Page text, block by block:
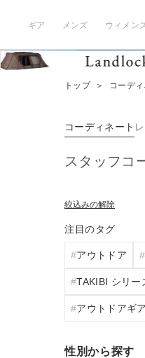
ギア メンズ ウィメン
トップ ＞ コーデ
コーディネート
スタッフコ
絞込みの解除
注目のタグ
アウトドア
TAKIBI シリー
アウトドアギア
性別から探す